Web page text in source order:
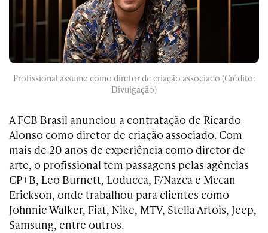
Profissional assume como diretor de criação associado (Crédito:
Divulgação)
A FCB Brasil anunciou a contratação de Ricardo
Alonso como diretor de criação associado. Com
mais de 20 anos de experiência como diretor de
arte, o profissional tem passagens pelas agências
CP+B, Leo Burnett, Loducca, F/Nazca e Mccan
Erickson, onde trabalhou para clientes como
Johnnie Walker, Fiat, Nike, MTV, Stella Artois, Jeep,
Samsung, entre outros.